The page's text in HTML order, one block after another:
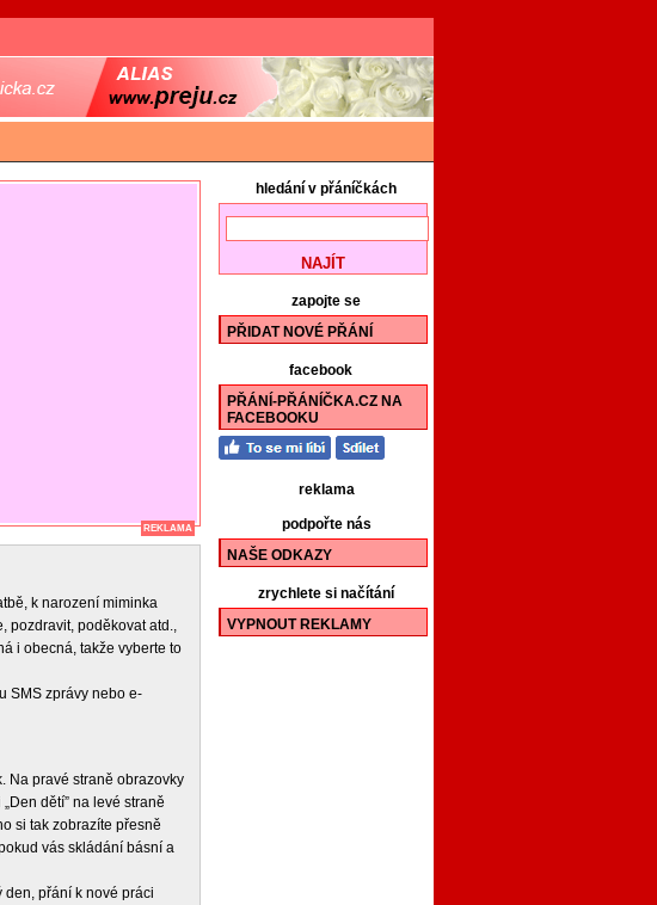
REKLAMA
k narození miminka
pozdravit, poděkovat atd.,
i obecná, takže vyberte to
SMS zprávy nebo e-
Na pravé straně obrazovky
dětí” na levé straně
si tak zobrazíte přesně
vás skládání básní a
přání k nové práci
hledání v přáníčkách
zapojte se
PŘIDAT NOVÉ PŘÁNÍ
facebook
PŘÁNÍ-PŘÁNÍČKA.CZ NA
FACEBOOKU
reklama
podpořte nás
NAŠE ODKAZY
zrychlete si načítání
VYPNOUT REKLAMY